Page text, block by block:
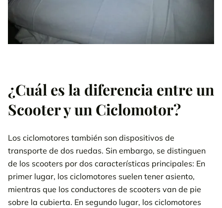
¿Cuál es la diferencia entre un
Scooter y un Ciclomotor?
Los ciclomotores también son dispositivos de
transporte de dos ruedas. Sin embargo, se distinguen
de los scooters por dos características principales: En
primer lugar, los ciclomotores suelen tener asiento,
mientras que los conductores de scooters van de pie
sobre la cubierta. En segundo lugar, los ciclomotores